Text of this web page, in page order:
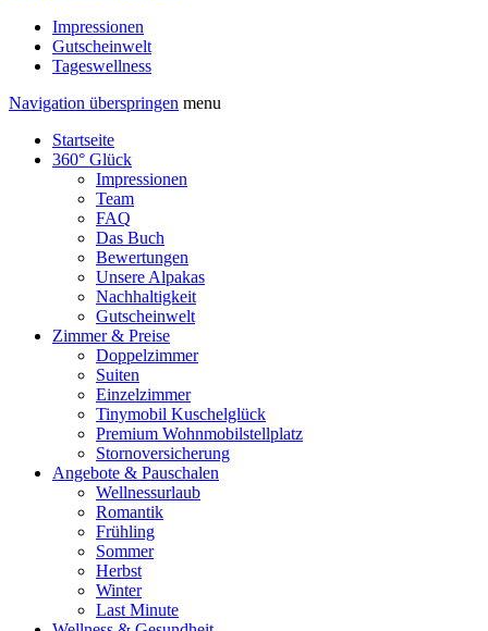
Impressionen
Gutscheinwelt
Tageswellness
Navigation überspringen menu
Startseite
360° Glück
Impressionen
Team
FAQ
Das Buch
Bewertungen
Unsere Alpakas
Nachhaltigkeit
Gutscheinwelt
Zimmer & Preise
Doppelzimmer
Suiten
Einzelzimmer
Tinymobil Kuschelglück
Premium Wohnmobilstellplatz
Stornoversicherung
Angebote & Pauschalen
Wellnessurlaub
Romantik
Frühling
Sommer
Herbst
Winter
Last Minute